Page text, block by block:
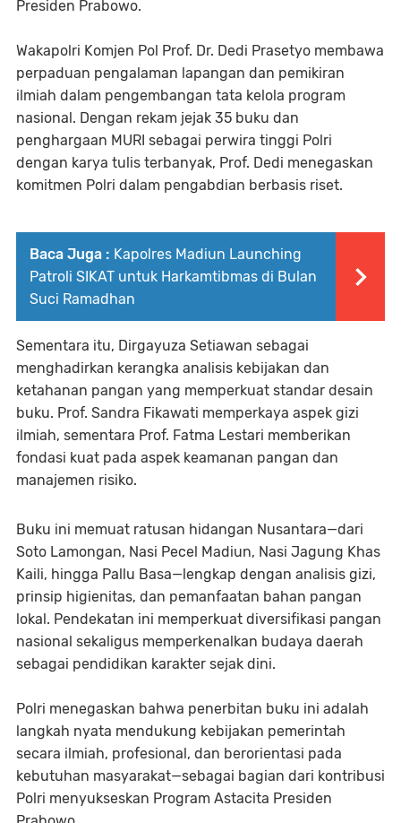
Presiden Prabowo.
Wakapolri Komjen Pol Prof. Dr. Dedi Prasetyo membawa
perpaduan pengalaman lapangan dan pemikiran
ilmiah dalam pengembangan tata kelola program
nasional. Dengan rekam jejak 35 buku dan
penghargaan MURI sebagai perwira tinggi Polri
dengan karya tulis terbanyak, Prof. Dedi menegaskan
komitmen Polri dalam pengabdian berbasis riset.
Baca Juga : Kapolres Madiun Launching
Patroli SIKAT untuk Harkamtibmas di Bulan
Suci Ramadhan
Sementara itu, Dirgayuza Setiawan sebagai
menghadirkan kerangka analisis kebijakan dan
ketahanan pangan yang memperkuat standar desain
buku. Prof. Sandra Fikawati memperkaya aspek gizi
ilmiah, sementara Prof. Fatma Lestari memberikan
fondasi kuat pada aspek keamanan pangan dan
manajemen risiko.
Buku ini memuat ratusan hidangan Nusantara—dari
Soto Lamongan, Nasi Pecel Madiun, Nasi Jagung Khas
Kaili, hingga Pallu Basa—lengkap dengan analisis gizi,
prinsip higienitas, dan pemanfaatan bahan pangan
lokal. Pendekatan ini memperkuat diversifikasi pangan
nasional sekaligus memperkenalkan budaya daerah
sebagai pendidikan karakter sejak dini.
Polri menegaskan bahwa penerbitan buku ini adalah
langkah nyata mendukung kebijakan pemerintah
secara ilmiah, profesional, dan berorientasi pada
kebutuhan masyarakat—sebagai bagian dari kontribusi
Polri menyukseskan Program Astacita Presiden